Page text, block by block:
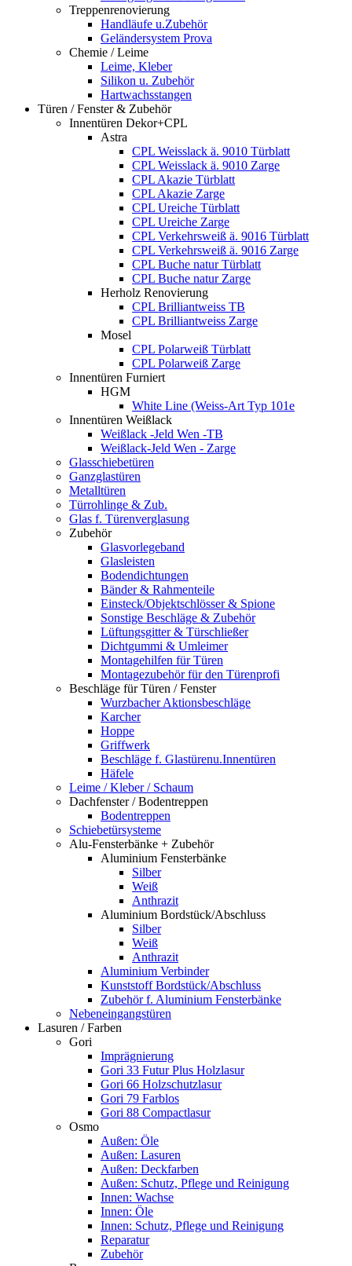
Treppenrenovierung
Handläufe u.Zubehör
Geländersystem Prova
Chemie / Leime
Leime, Kleber
Silikon u. Zubehör
Hartwachsstangen
Türen / Fenster & Zubehör
Innentüren Dekor+CPL
Astra
CPL Weisslack ä. 9010 Türblatt
CPL Weisslack ä. 9010 Zarge
CPL Akazie Türblatt
CPL Akazie Zarge
CPL Ureiche Türblatt
CPL Ureiche Zarge
CPL Verkehrsweiß ä. 9016 Türblatt
CPL Verkehrsweiß ä. 9016 Zarge
CPL Buche natur Türblatt
CPL Buche natur Zarge
Herholz Renovierung
CPL Brilliantweiss TB
CPL Brilliantweiss Zarge
Mosel
CPL Polarweiß Türblatt
CPL Polarweiß Zarge
Innentüren Furniert
HGM
White Line (Weiss-Art Typ 101e
Innentüren Weißlack
Weißlack -Jeld Wen -TB
Weißlack-Jeld Wen - Zarge
Glasschiebetüren
Ganzglastüren
Metalltüren
Türrohlinge & Zub.
Glas f. Türenverglasung
Zubehör
Glasvorlegeband
Glasleisten
Bodendichtungen
Bänder & Rahmenteile
Einsteck/Objektschlösser & Spione
Sonstige Beschläge & Zubehör
Lüftungsgitter & Türschließer
Dichtgummi & Umleimer
Montagehilfen für Türen
Montagezubehör für den Türenprofi
Beschläge für Türen / Fenster
Wurzbacher Aktionsbeschläge
Karcher
Hoppe
Griffwerk
Beschläge f. Glastürenu.Innentüren
Häfele
Leime / Kleber / Schaum
Dachfenster / Bodentreppen
Bodentreppen
Schiebetürsysteme
Alu-Fensterbänke + Zubehör
Aluminium Fensterbänke
Silber
Weiß
Anthrazit
Aluminium Bordstück/Abschluss
Silber
Weiß
Anthrazit
Aluminium Verbinder
Kunststoff Bordstück/Abschluss
Zubehör f. Aluminium Fensterbänke
Nebeneingangstüren
Lasuren / Farben
Gori
Imprägnierung
Gori 33 Futur Plus Holzlasur
Gori 66 Holzschutzlasur
Gori 79 Farblos
Gori 88 Compactlasur
Osmo
Außen: Öle
Außen: Lasuren
Außen: Deckfarben
Außen: Schutz, Pflege und Reinigung
Innen: Wachse
Innen: Öle
Innen: Schutz, Pflege und Reinigung
Reparatur
Zubehör